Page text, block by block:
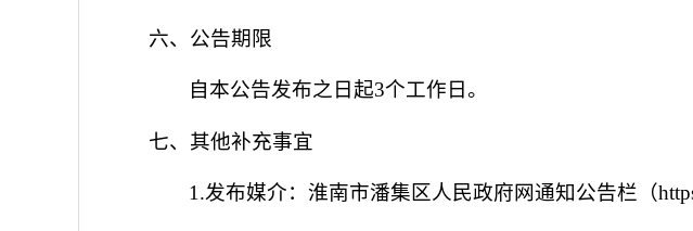
六、公告期限
自本公告发布之日起3个工作日。
七、其他补充事宜
1.发布媒介：淮南市潘集区人民政府网通知公告栏 （